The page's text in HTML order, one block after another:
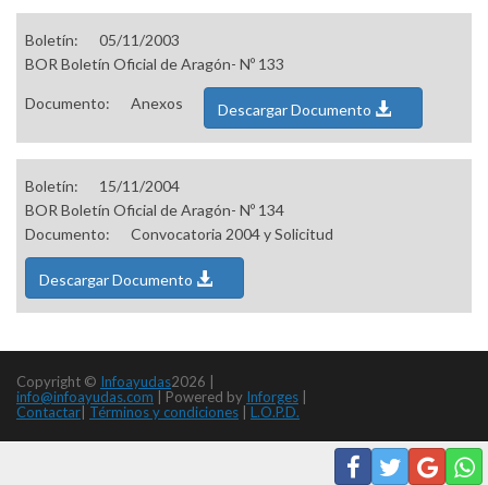
Boletín:
05/11/2003
BOR Boletín Oficial de Aragón- Nº 133
Documento: Anexos Descargar Documento
Boletín:
15/11/2004
BOR Boletín Oficial de Aragón- Nº 134
Documento:
Convocatoria 2004 y Solicitud
Descargar Documento
Copyright © Infoayudas2026 |
info@infoayudas.com
Powered by Inforges
Contactar Términos y condiciones L.O.P.D.